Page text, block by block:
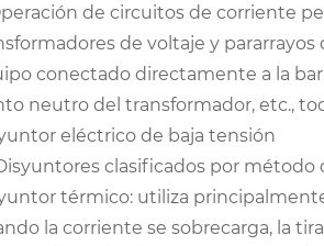
de circuitos de corriente
de voltaje y
conectado directamente a la
neutro del transformador, etc.,
eléctrico de baja tensión
clasificados por método
térmico: utiliza
la corriente se sobrecarga, la